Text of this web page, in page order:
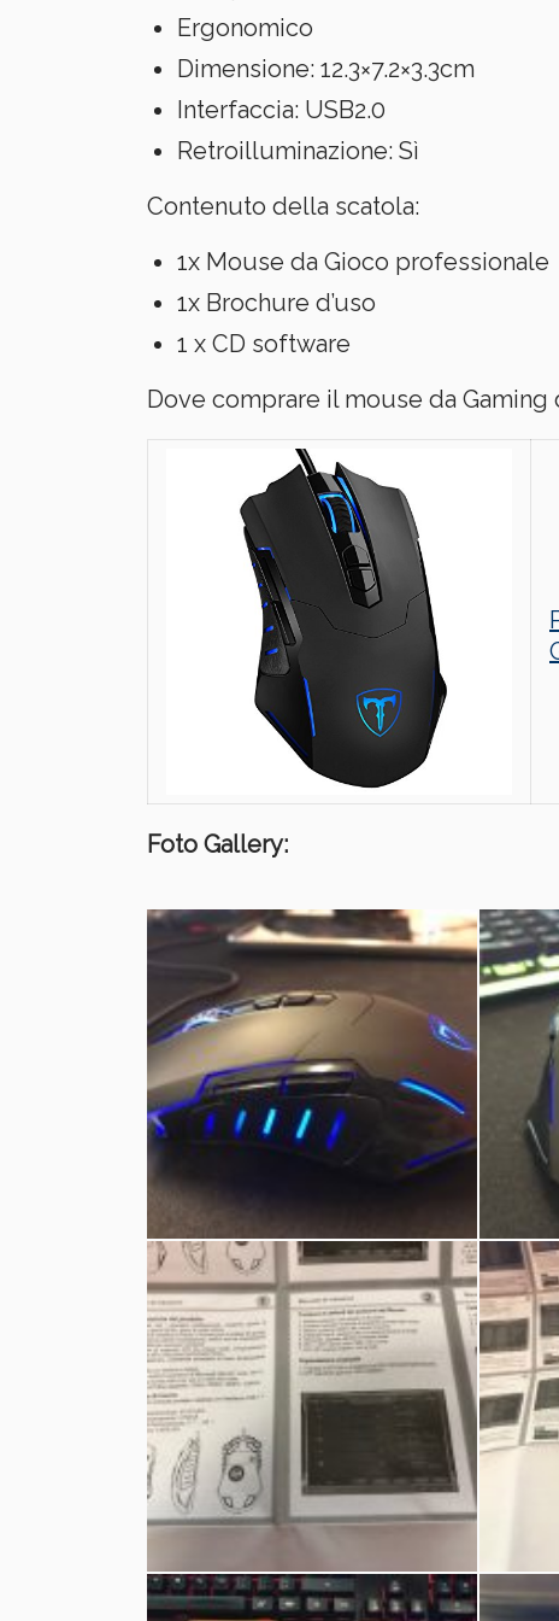
Ergonomico
Dimensione: 12.3×7.2×3.3cm
Interfaccia: USB2.0
Retroilluminazione: Sì
Contenuto della scatola:
1x Mouse da Gioco professionale
1x Brochure d’uso
1 x CD software
Dove comprare il mouse da
Foto Gallery: